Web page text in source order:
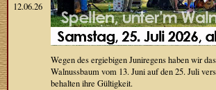
12.06.26
Wegen des ergiebigen Juniregens haben wir
Walnussbaum vom 13. Juni auf den 25. Juli
behalten ihre Gültigkeit.